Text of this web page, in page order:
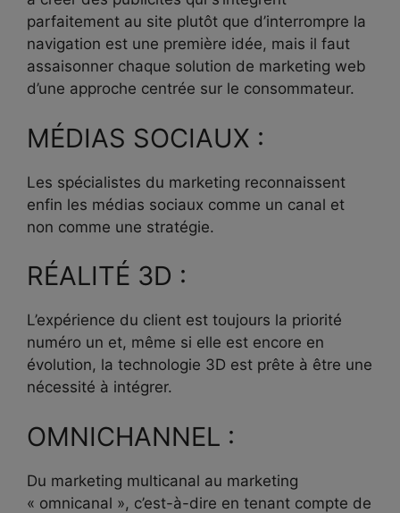
parfaitement au site plutôt que d’interrompre la
navigation est une première idée, mais il faut
assaisonner chaque solution de marketing web
d’une approche centrée sur le consommateur.
MÉDIAS SOCIAUX :
Les spécialistes du marketing reconnaissent
enfin les médias sociaux comme un canal et
non comme une stratégie.
RÉALITÉ 3D :
L’expérience du client est toujours la priorité
numéro un et, même si elle est encore en
évolution, la technologie 3D est prête à être une
nécessité à intégrer.
OMNICHANNEL :
Du marketing multicanal au marketing
« omnicanal », c’est-à-dire en tenant compte de